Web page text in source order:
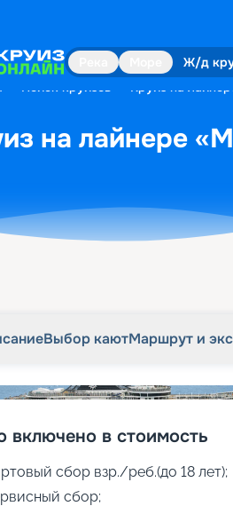
Ж/д
Поиск круизов Круиз на
на лайнере
Выбор каютМаршрут и
включено в стоимость
сбор взр./реб.(до 18 лет);
сбор;